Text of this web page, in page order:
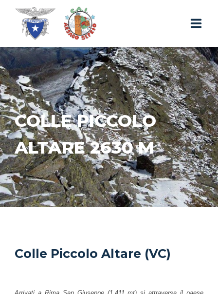
RUBRIQUE & ACTIVITÉS
REFUGE
EXCURSIONS
CONTACTS ET RÉSERVATIONS
FR
COLLE PICCOLO
ALTARE 2630 M
Colle Piccolo Altare (VC)